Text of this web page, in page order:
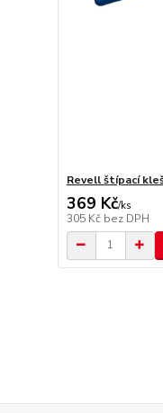
Revell štípací
369 Kč/ks
305 Kč bez DPH